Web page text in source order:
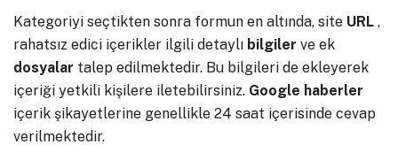
Kategoriyi seçtikten sonra formun en altında, site URL ,
rahatsız edici içerikler ilgili detaylı bilgiler ve ek
dosyalar talep edilmektedir. Bu bilgileri de ekleyerek
içeriği yetkili kişilere iletebilirsiniz. Google haberler
içerik şikayetlerine genellikle 24 saat içerisinde cevap
verilmektedir.